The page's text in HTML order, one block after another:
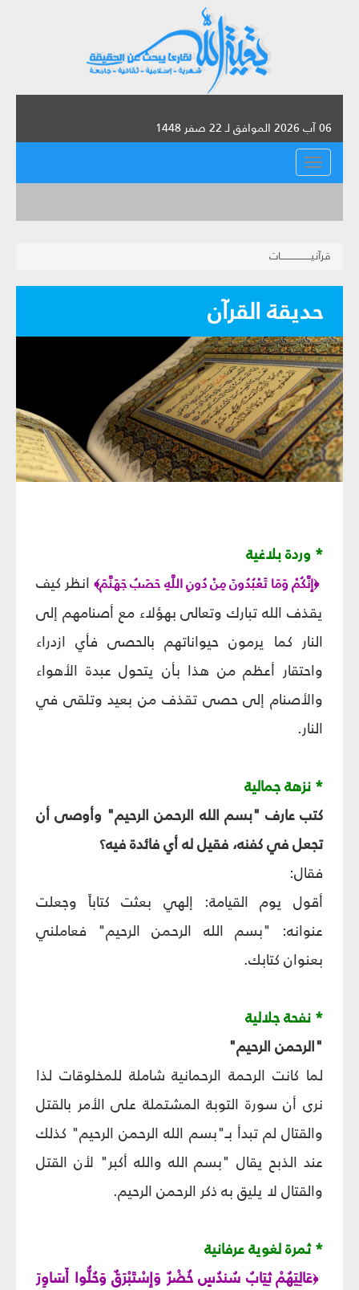
06 آب 2026 الموافق لـ 22 صفر 1448
القائمة
قرآنيـــــــــــــــــــات
حديقة القرآن
* وردة بلاغية
﴿إِنَّكُمْ وَمَا تَعْبُدُونَ مِنْ دُونِ اللَّهِ حَصَبُ جَهَنَّمَ﴾انظر كيف
يقذف الله تبارك وتعالى بهؤلاء مع أصنامهم إلى
النار كما يرمون حيواناتهم بالحصى فأي ازدراء
واحتقار أعظم من هذا بأن يتحول عبدة الأهواء
والأصنام إلى حصى تقذف من بعيد وتلقى في
النار.
* نزهة جمالية
كتب عارف "بسم الله الرحمن الرحيم" وأوصى أن
تجعل في كفنه، فقيل له أي فائدة فيه؟
فقال:
أقول يوم القيامة: إلهي بعثت كتاباً وجعلت
عنوانه: "بسم الله الرحمن الرحيم" فعاملني
بعنوان كتابك.
* نفحة جلالية
"الرحمن الرحيم"
لما كانت الرحمة الرحمانية شاملة للمخلوقات لذا
نرى أن سورة التوبة المشتملة على الأمر بالقتل
والقتال لم تبدأ بـ"بسم الله الرحمن الرحيم" كذلك
عند الذبح يقال "بسم الله والله أكبر" لأن القتل
والقتال لا يليق به ذكر الرحمن الرحيم.
* ثمرة لغوية عرفانية
﴿عَالِيَهُمْ ثِيَابُ سُندُسٍ خُضْرٌ وَإِسْتَبْرَقٌ وَحُلُّوا أَسَاوِرَ